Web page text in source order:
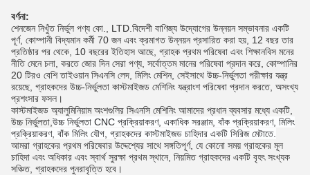
বর্ণনা:
শেনজেন নিখুঁত নির্ভুল পণ্য কো., LTD.বিদেশী বাণিজ্য উদ্যোগের উন্নয়ন সম্ভাবনার একটি
পূর্ণ, কোম্পানী বিদ্যমান কর্মী 70 জন এবং ক্রমাগত উন্নয়ন প্রসারিত করা হয়, 12 বছর তার
প্রতিষ্ঠার পর থেকে, 10 বছরের ইতিহাস আছে, গ্রাহক প্রথম পরিষেবা এবং শিক্ষানবিস মনের
নীতি মেনে চলা, করতে জোর দিন সেরা পণ্য, সর্বোত্তম মানের পরিষেবা প্রদান করে, কোম্পানির
20 টিরও বেশি তাইওয়ান সিএনসি লেদ, মিলিং মেশিন, সেইসাথে উচ্চ-নির্ভুলতা পরীক্ষার যন্ত্র
রয়েছে, গ্রাহকদের উচ্চ-নির্ভুলতা কাস্টমাইজড মেশিনিং যন্ত্রাংশ পরিষেবা প্রদান করতে, অসংখ্য
প্রশংসার ফসল।
কাস্টমাইজড অ্যালুমিনিয়াম অংশগুলির সিএনসি মেশিনিং আমাদের প্রধান ব্যবসার মধ্যে একটি,
উচ্চ নির্ভুলতা, উচ্চ নির্ভুলতা CNC প্রক্রিয়াকরণ, একাধিক সরঞ্জাম, বাঁক প্রক্রিয়াকরণ, মিলিং
প্রক্রিয়াকরণ, বাঁক মিলিং যৌগ, গ্রাহকদের কাস্টমাইজড চাহিদার একটি সিরিজ মেটাতে.
আমরা গ্রাহকের প্রথম পরিষেবার উদ্দেশ্যের সাথে সঙ্গতিপূর্ণ, যে কোনো সময় গ্রাহকের মূল
চাহিদা এবং অধিকার এবং স্বার্থ সুরক্ষা প্রথম স্থানে, নিয়মিত গ্রাহকদের একটি বৃহৎ সংখ্যক
সঞ্চিত, গ্রাহকদের পুনরাবৃত্তি হবে।